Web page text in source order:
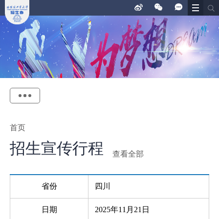
首页
招生宣传行程 查看全部
省份 四川
日期 2025年11月21日